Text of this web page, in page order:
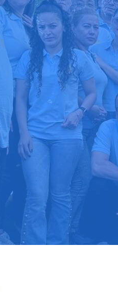
A
estará
confianza
presupuesto
de 1000